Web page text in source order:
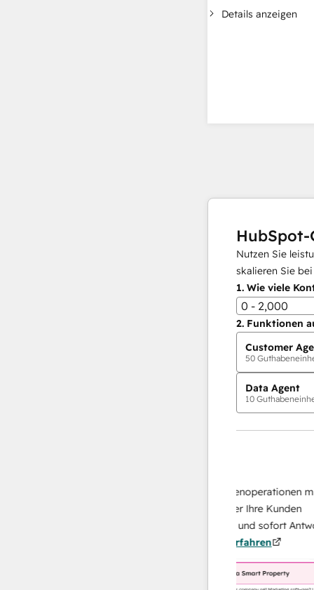
Details anzeigen
HubSpot-
Nutzen Sie
skalieren Sie
1. Wie viele
0 - 2,000
2. Funktionen
Customer
50
Data Agent
10
Skalieren Sie Ihrer Datenoperationen mit
KI-gestützten Agent, der Ihre Kunden
recherchiert, analysiert und sofort Antworten
Mehr erfahren